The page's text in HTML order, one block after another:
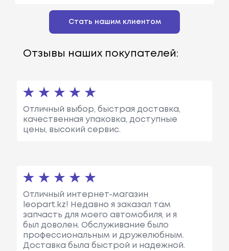
Стать нашим клиентом
Отзывы наших покупателей:
Отличный выбор, быстрая доставка,
качественная упаковка, доступные
цены, высокий сервис.
Отличный интернет-магазин
leopart.kz! Недавно я заказал там
запчасть для моего автомобиля, и я
был доволен. Обслуживание было
профессиональным и дружелюбным.
Доставка была быстрой и надежной.